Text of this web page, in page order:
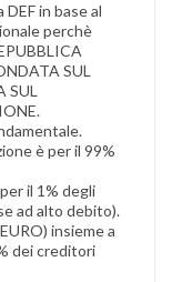
in base al
perchè
SUL
SUL
è per il 99%
il 1% degli
ad alto debito).
insieme a
dei creditori